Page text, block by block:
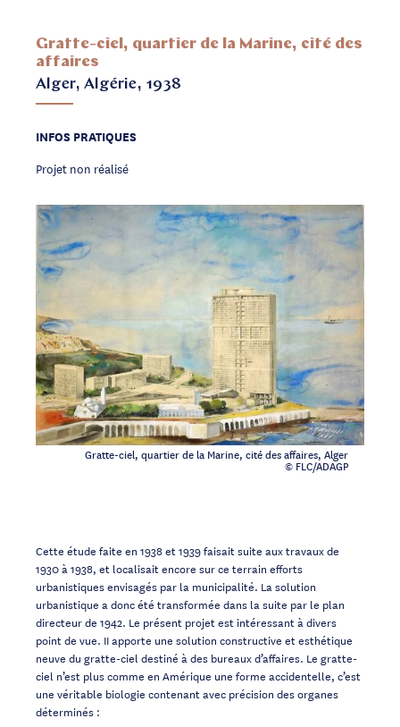
Gratte-ciel, quartier de la Marine, cité des
affaires
Alger, Algérie, 1938
Gratte-ciel, quartier de la Marine, cité des affaires, Alger
© FLC/ADAGP
INFOS PRATIQUES
Projet non réalisé
Cette étude faite en 1938 et 1939 faisait suite aux travaux de
1930 à 1938, et localisait encore sur ce terrain efforts
urbanistiques envisagés par la municipalité. La solution
urbanistique a donc été transformée dans la suite par le plan
directeur de 1942. Le présent projet est intéressant à divers
point de vue. II apporte une solution constructive et esthétique
neuve du gratte-ciel destiné à des bureaux d’affaires. Le gratte-
ciel n’est plus comme en Amérique une forme accidentelle, c’est
une véritable biologie contenant avec précision des organes
déterminés :